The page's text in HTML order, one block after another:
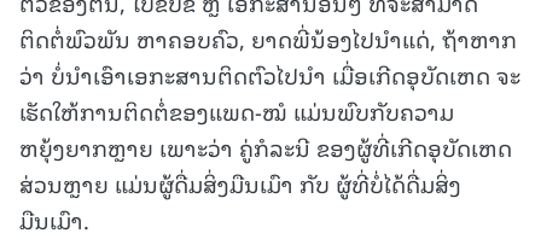
ຕິດຕໍ່ພົວພັນ ຫາຄອບຄົວ, ຍາດພີ່ນ້ອງໄປນໍາແດ່, ຖ້າຫາກ
ວ່າ ບໍ່ນໍາເອົາເອກະສານຕິດຕົວໄປນໍາ ເມື່ອເກີດອຸບັດເຫດ ຈະ
ເຮັດໃຫ້ການຕິດຕໍ່ຂອງແພດ-ໝໍ ແມ່ນພົບກັບຄວາມ
ຫຍຸ້ງຍາກຫຼາຍ ເພາະວ່າ ຄູ່ກໍລະນີ ຂອງຜູ້ທີ່ເກີດອຸບັດເຫດ
ສ່ວນຫຼາຍ ແມ່ນຜູ້ດື່ມສິ່ງມືນເມົາ ກັບ ຜູ້ທີ່ບໍ່ໄດ້ດື່ມສິ່ງ
ມືນເມົາ.